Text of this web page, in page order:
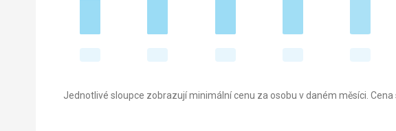
Jednotlivé sloupce zobrazují minimální cenu za osobu v daném měsíci.